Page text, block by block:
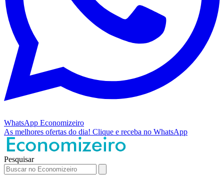
WhatsApp Economizeiro
As melhores ofertas do dia! Clique e receba no WhatsApp
Pesquisar